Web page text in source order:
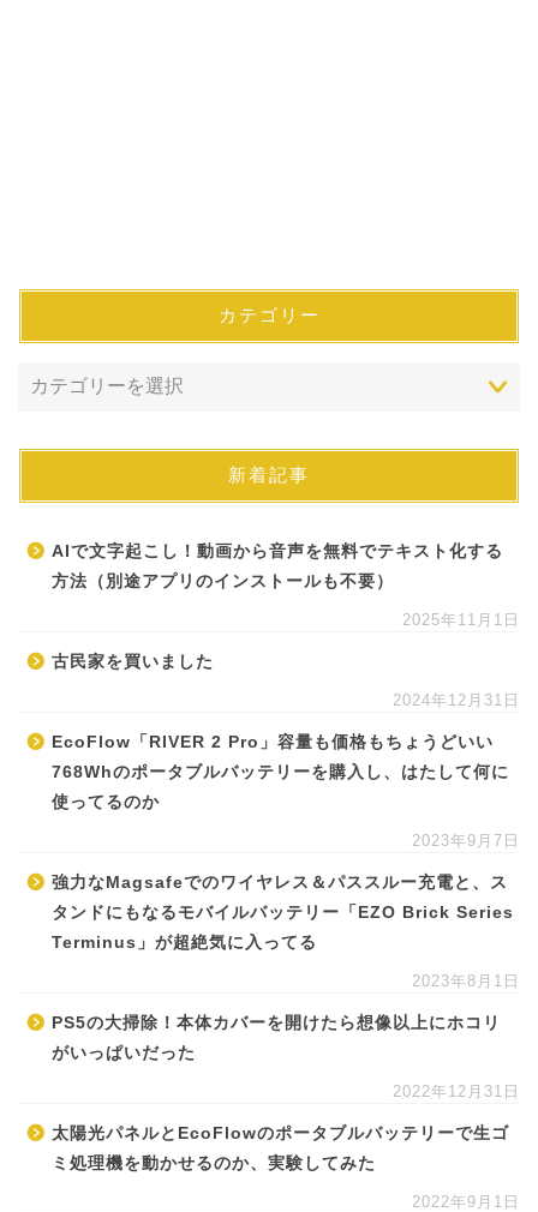
カテゴリー
新着記事
AIで文字起こし！動画から音声を無料でテキスト化する
方法（別途アプリのインストールも不要）
2025年11月1日
古民家を買いました
2024年12月31日
EcoFlow「RIVER 2 Pro」容量も価格もちょうどいい
768Whのポータブルバッテリーを購入し、はたして何に
使ってるのか
2023年9月7日
強力なMagsafeでのワイヤレス＆パススルー充電と、ス
タンドにもなるモバイルバッテリー「EZO Brick Series
Terminus」が超絶気に入ってる
2023年8月1日
PS5の大掃除！本体カバーを開けたら想像以上にホコリ
がいっぱいだった
2022年12月31日
太陽光パネルとEcoFlowのポータブルバッテリーで生ゴ
ミ処理機を動かせるのか、実験してみた
2022年9月1日